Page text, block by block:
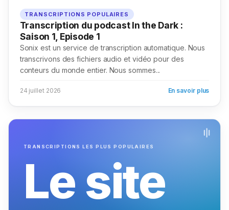
TRANSCRIPTIONS POPULAIRES
Transcription du podcast In the Dark :
Saison 1, Episode 1
Sonix est un service de transcription automatique. Nous
transcrivons des fichiers audio et vidéo pour des
conteurs du monde entier. Nous sommes...
24 juillet 2026 En savoir plus
TRANSCRIPTIONS LES PLUS POPULAIRES
Le site